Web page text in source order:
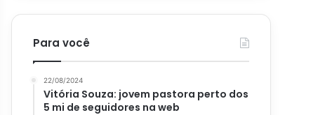
Para você
22/08/2024
Vitória Souza: jovem pastora perto dos
5 mi de seguidores na web